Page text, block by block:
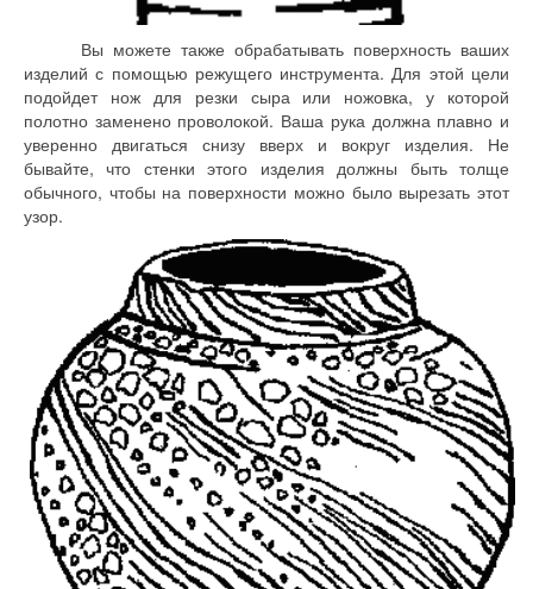
Вы можете также обрабатывать поверхность ваших
изделий с помощью режущего инструмента. Для этой цели
подойдет нож для резки сыра или ножовка, у которой
полотно заменено проволокой. Ваша рука должна плавно и
уверенно двигаться снизу вверх и вокруг изделия. Не
бывайте, что стенки этого изделия должны быть толще
обычного, чтобы на поверхности можно было вырезать этот
узор.